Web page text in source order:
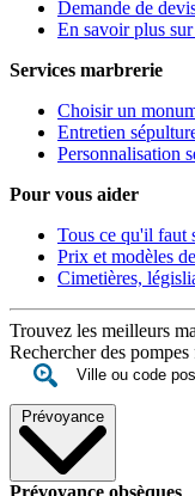
Demande de
En savoir plus
Services marbrerie
Choisir un
Entretien
Personnalisation
Pour vous aider
Tous ce qu'il faut
Prix et modèles
Cimetières,
Trouvez les meilleurs
Rechercher des
Prévoyance
Prévoyance obsèques